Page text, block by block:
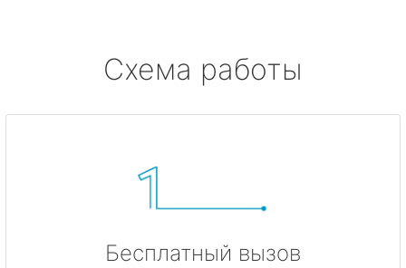
Схема работы
Бесплатный вызов